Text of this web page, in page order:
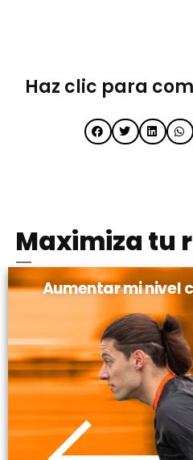
Haz clic para
Maximiza tu
Aumentar mi nivel